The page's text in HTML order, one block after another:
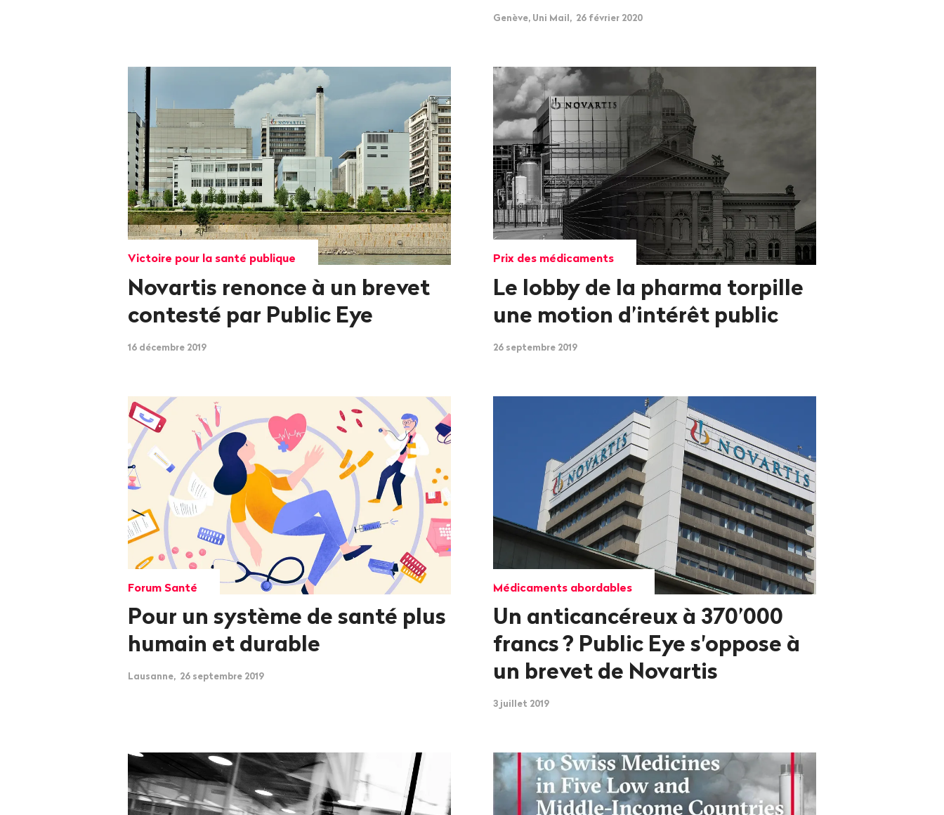
Genève, Uni Mail, 26 février 2020
Victoire pour la santé publique
Novartis renonce à un brevet
contesté par Public Eye
16 décembre 2019
Prix des médicaments
Le lobby de la pharma torpille
une motion d’intérêt public
26 septembre 2019
Forum Santé
Pour un système de santé plus
humain et durable
Lausanne, 26 septembre 2019
Médicaments abordables
Un anticancéreux à 370’000
francs? Public Eye s'oppose à
un brevet de Novartis
3 juillet 2019